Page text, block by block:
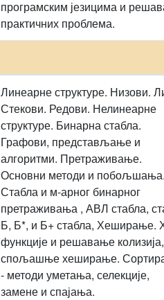
програмским језицима и
практичних проблема.
Линеарне структуре. Низови.
Стекови. Редови. Нелинеарне
структуре. Бинарна стабла.
Графови, представљање и
алгоритми. Претраживање.
Основни методи и
Стабла и м-арног бинарног
претраживања , АВЛ стабла,
Б, Б*, и Б+ стабла, Хеширање.
функције и решавање колизија,
спољашње хеширање.
- методи уметања, селекције,
замене и спајања.